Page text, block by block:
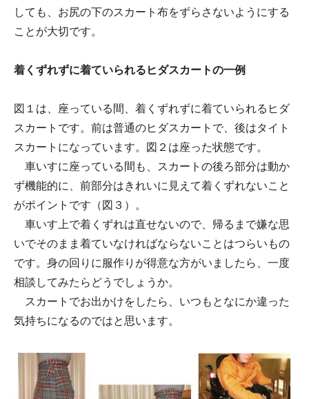
しても、お尻の下のスカート布をずらさないようにする
ことが大切です。
着くずれずに着ていられるヒダスカートの一例
図１は、座っている間、着くずれずに着ていられるヒダ
スカートです。前は普通のヒダスカートで、後はタイト
スカートになっています。図２は座った状態です。
車いすに座っている間も、スカートの後ろ部分は動か
ず機能的に、前部分はきれいに見えて着くずれないこと
がポイントです（図３）。
車いす上で着くずれは直せないので、帰るまで嫌な思
いでそのまま着ていなければならないことはつらいもの
です。身の回りに服作りが得意な方がいましたら、一度
相談してみたらどうでしょうか。
スカートでお出かけをしたら、いつもとなにか違った
気持ちになるのではと思います。